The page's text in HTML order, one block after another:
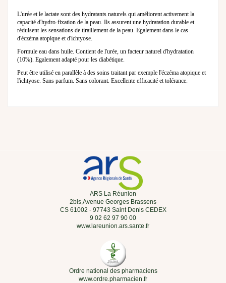
L'urée et le lactate sont des hydratants naturels qui améliorent activement la
capacité d'hydro-fixation de la peau. Ils assurent une hydratation durable et
réduisent les sensations de tiraillement de la peau. Egalement dans le cas
d'éczéma atopique et d'ichtyose.
Formule eau dans huile. Contient de l'urée, un facteur naturel d'hydratation
(10%). Egalement adapté pour les diabétique.
Peut être utilisé en parallèle à des soins traitant par exemple l'éczéma atopique et
l'ichtyose. Sans parfum. Sans colorant. Excellente efficacité et tolérance.
ARS La Réunion
2bis,Avenue Georges Brassens
CS 61002 - 97743 Saint Denis CEDEX
9 02 62 97 90 00
www.lareunion.ars.sante.fr
Ordre national des pharmaciens
www.ordre.pharmacien.fr